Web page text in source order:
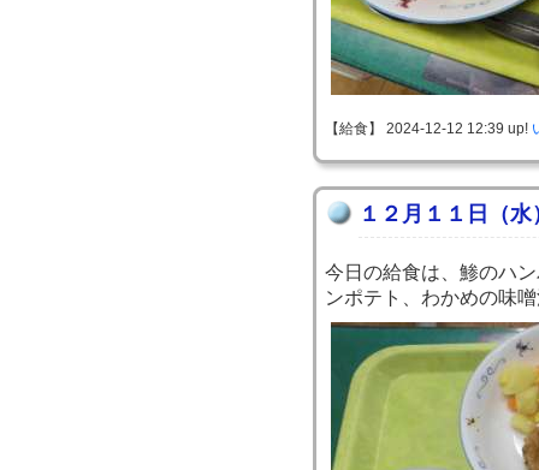
【給食】 2024-12-12 12:39 up!
１２月１１日（水
今日の給食は、鯵のハ
ンポテト、わかめの味